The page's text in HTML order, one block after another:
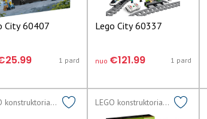
City 60407
1 pard
Lego City 60337
nuo €121.99 1 pard
LEGO konstruktoriai lego LEGO konstruktoriai lego